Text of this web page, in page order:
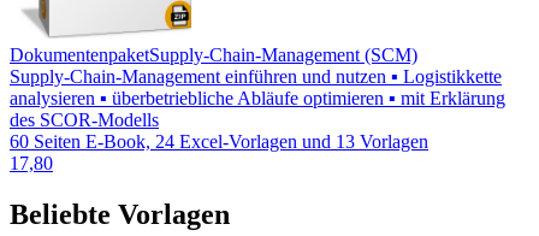
DokumentenpaketSupply-Chain-Management (SCM)
Supply-Chain-Management einführen und nutzen ▪ Logistikkette
analysieren ▪ überbetriebliche Abläufe optimieren ▪ mit Erklärung
des SCOR-Modells
60 Seiten E-Book, 24 Excel-Vorlagen und 13 Vorlagen
17,80
Beliebte Vorlagen